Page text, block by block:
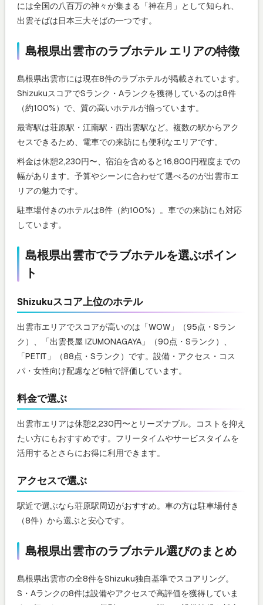
には全国の八百万の神々が集まる「神在月」として知られ、
出雲そばは日本三大そばの一つです。
島根県出雲市のラブホテル エリアの特徴
島根県出雲市には現在8件のラブホテルが掲載されています。
ShizukuスコアでSランク・Aランクを獲得しているのは8件
（約100%）で、質の高いホテルが揃っています。
最寄駅は荘原駅・江南駅・西出雲駅など。複数の駅からアク
セスできるため、電車での来訪にも便利なエリアです。
料金は休憩2,230円〜、宿泊を含めると16,800円程度までの
幅があります。予算やシーンに合わせて選べるのが出雲市エ
リアの魅力です。
駐車場付きのホテルは8件（約100%）。車での来訪にも対応
しています。
島根県出雲市でラブホテルを選ぶポイン
ト
Shizukuスコア上位のホテル
出雲市エリアでスコアが高いのは「WOW」（95点・Sラン
ク）、「出雲長屋 IZUMONAGAYA」（90点・Sランク）、
「PETIT」（88点・Sランク）です。設備・アクセス・コス
パ・女性向け配慮など6軸で評価しています。
料金で選ぶ
出雲市エリアは休憩2,230円〜とリーズナブル。コストを抑え
たい方にもおすすめです。フリータイムやサービスタイムを
活用するとさらにお得に利用できます。
アクセスで選ぶ
駅近で選ぶなら荘原駅周辺がおすすめ。車の方は駐車場付き
（8件）から選ぶと安心です。
島根県出雲市のラブホテル選びのまとめ
島根県出雲市の全8件をShizuku独自基準でスコアリング。
S・Aランクの8件は設備やアクセスで高評価を獲得していま